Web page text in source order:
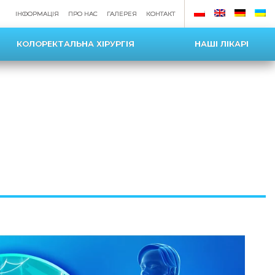
ІНФОРМАЦІЯ ПРО НАС ГАЛЕРЕЯ КОНТАКТ
КОЛОРЕКТАЛЬНА ХІРУРГІЯ НАШІ ЛІКАРІ